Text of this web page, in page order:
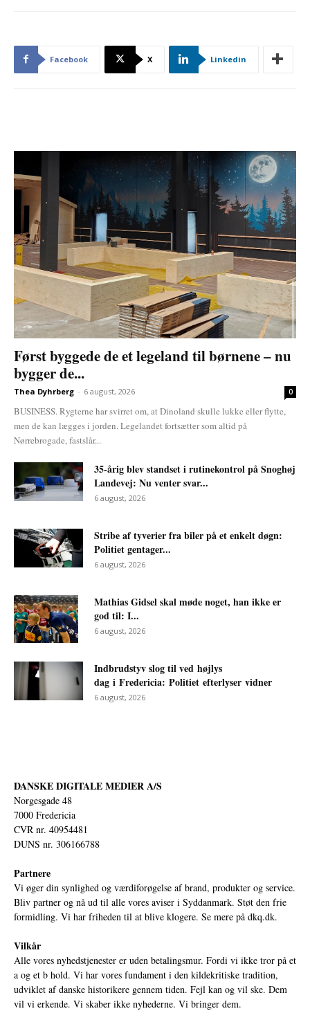
Facebook X Linkedin
Først byggede de et legeland til børnene – nu
bygger de...
Thea Dyhrberg - 6 august, 2026 0
BUSINESS. Rygterne har svirret om, at Dinoland skulle lukke eller flytte,
men de kan lægges i jorden. Legelandet fortsætter som altid på
Nørrebrogade, fastslår...
35-årig blev standset i rutinekontrol på Snoghøj
Landevej: Nu venter svar...
6 august, 2026
Stribe af tyverier fra biler på et enkelt døgn:
Politiet gentager...
6 august, 2026
Mathias Gidsel skal møde noget, han ikke er
god til: I...
6 august, 2026
Indbrudstyv slog til ved højlys
dag i Fredericia: Politiet efterlyser vidner
6 august, 2026
DANSKE DIGITALE MEDIER A/S
Norgesgade 48
7000 Fredericia
CVR nr. 40954481
DUNS nr. 306166788
Partnere
Vi øger din synlighed og værdiforøgelse af brand, produkter og service.
Bliv partner og nå ud til alle vores aviser i Syddanmark. Støt den frie
formidling. Vi har friheden til at blive klogere. Se mere på dkq.dk.
Vilkår
Alle vores nyhedstjenester er uden betalingsmur. Fordi vi ikke tror på et
a og et b hold. Vi har vores fundament i den kildekritiske tradition,
udviklet af danske historikere gennem tiden. Fejl kan og vil ske. Dem
vil vi erkende. Vi skaber ikke nyhederne. Vi bringer dem.